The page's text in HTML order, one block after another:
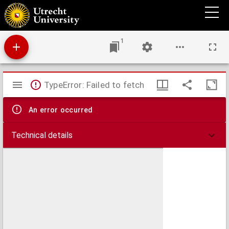
Carte des Provinces unies des Pays Bas : tirée des cartes les plus correctea qui en ont
été faites sur les lieux, rectifiées par les observations et opérations géometriques de
Snellius et par celles que Mr. Cassini y a faites en dernier lieu
1
Mirador
viewer
TypeError: Failed to fetch
An error occurred
Technical details